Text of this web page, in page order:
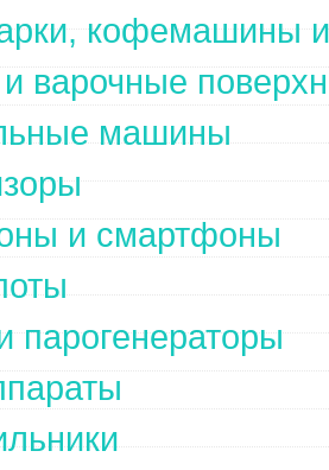
кофемашины
варочные
машины
и смартфоны
парогенераторы